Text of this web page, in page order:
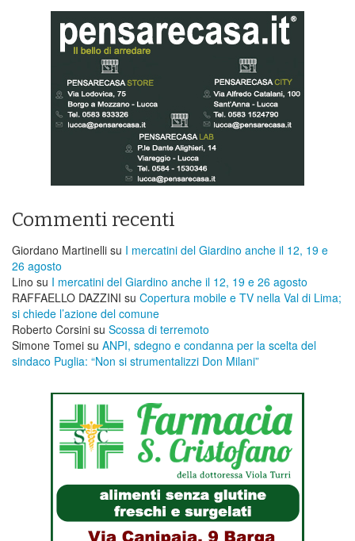
Commenti recenti
Giordano Martinelli su I mercatini del Giardino anche il 12, 19 e
26 agosto
Lino su I mercatini del Giardino anche il 12, 19 e 26 agosto
RAFFAELLO DAZZINI su ​Copertura mobile e TV nella Val di Lima;
si chiede l’azione del comune
Roberto Corsini su Scossa di terremoto
Simone Tomei su ANPI, sdegno e condanna per la scelta del
sindaco Puglia: “Non si strumentalizzi Don Milani”